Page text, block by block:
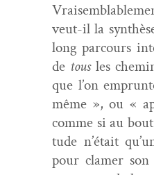
veut-il la
long par­cours
de tousles
que l’on
même », ou «
comme si au
tude n’était
pour clamer son